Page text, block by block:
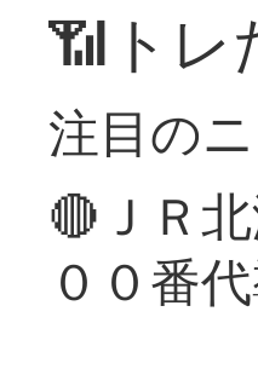
📶トレ
注目の
🔴ＪＲ
００番